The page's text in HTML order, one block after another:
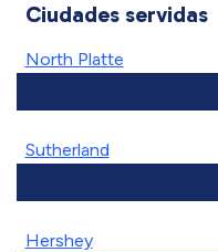
Ciudades servidas
North Platte
Sutherland
Hershey